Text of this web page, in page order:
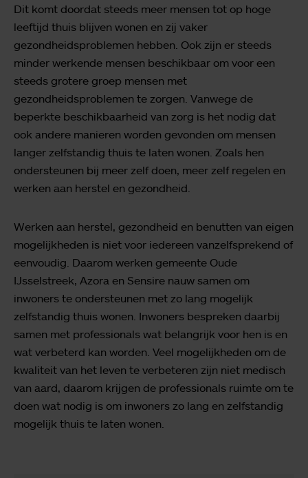
Dit komt doordat steeds meer mensen tot op hoge
leeftijd thuis blijven wonen en zij vaker
gezondheidsproblemen hebben. Ook zijn er steeds
minder werkende mensen beschikbaar om voor een
steeds grotere groep mensen met
gezondheidsproblemen te zorgen. Vanwege de
beperkte beschikbaarheid van zorg is het nodig dat
ook andere manieren worden gevonden om mensen
langer zelfstandig thuis te laten wonen. Zoals hen
ondersteunen bij meer zelf doen, meer zelf regelen en
werken aan herstel en gezondheid.
Werken aan herstel, gezondheid en benutten van eigen
mogelijkheden is niet voor iedereen vanzelfsprekend of
eenvoudig. Daarom werken gemeente Oude
IJsselstreek, Azora en Sensire nauw samen om
inwoners te ondersteunen met zo lang mogelijk
zelfstandig thuis wonen. Inwoners bespreken daarbij
samen met professionals wat belangrijk voor hen is en
wat verbeterd kan worden. Veel mogelijkheden om de
kwaliteit van het leven te verbeteren zijn niet medisch
van aard, daarom krijgen de professionals ruimte om te
doen wat nodig is om inwoners zo lang en zelfstandig
mogelijk thuis te laten wonen.